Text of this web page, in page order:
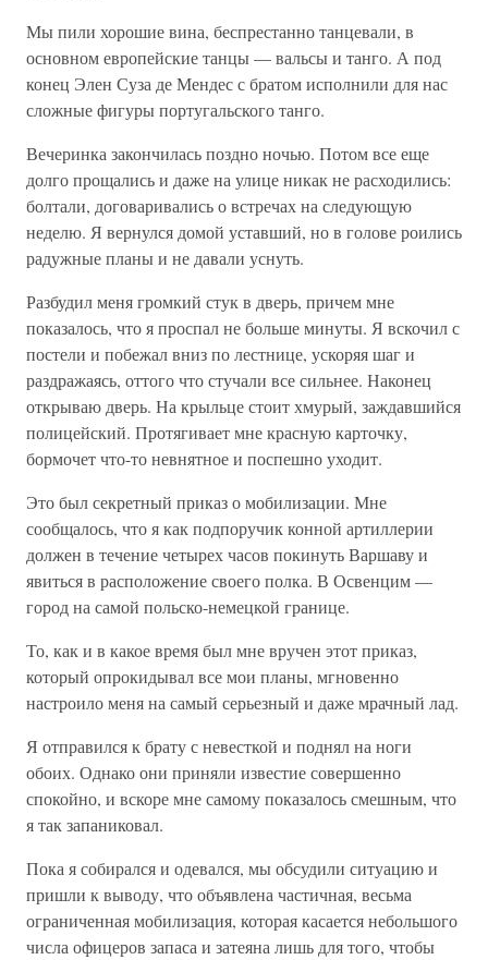
Мы пили хорошие вина, беспрестанно танцевали, в
основном европейские танцы — вальсы и танго. А под
конец Элен Суза де Мендес с братом исполнили для нас
сложные фигуры португальского танго.
Вечеринка закончилась поздно ночью. Потом все еще
долго прощались и даже на улице никак не расходились:
болтали, договаривались о встречах на следующую
неделю. Я вернулся домой уставший, но в голове роились
радужные планы и не давали уснуть.
Разбудил меня громкий стук в дверь, причем мне
показалось, что я проспал не больше минуты. Я вскочил с
постели и побежал вниз по лестнице, ускоряя шаг и
раздражаясь, оттого что стучали все сильнее. Наконец
открываю дверь. На крыльце стоит хмурый, заждавшийся
полицейский. Протягивает мне красную карточку,
бормочет что-то невнятное и поспешно уходит.
Это был секретный приказ о мобилизации. Мне
сообщалось, что я как подпоручик конной артиллерии
должен в течение четырех часов покинуть Варшаву и
явиться в расположение своего полка. В Освенцим —
город на самой польско-немецкой границе.
То, как и в какое время был мне вручен этот приказ,
который опрокидывал все мои планы, мгновенно
настроило меня на самый серьезный и даже мрачный лад.
Я отправился к брату с невесткой и поднял на ноги
обоих. Однако они приняли известие совершенно
спокойно, и вскоре мне самому показалось смешным, что
я так запаниковал.
Пока я собирался и одевался, мы обсудили ситуацию и
пришли к выводу, что объявлена частичная, весьма
ограниченная мобилизация, которая касается небольшого
числа офицеров запаса и затеяна лишь для того, чтобы